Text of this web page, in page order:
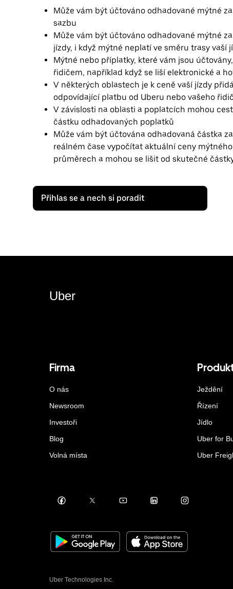
Může vám být účtováno odhadované mýtné
sazbu
Může vám být účtováno odhadované mýtné
jízdy, i když mýtné neplatí ve směru trasy vaší
Mýtné nebo příplatky, které vám jsou
řidičem, například když se liší elektronické a
V některých oblastech je k ceně vaší jízdy
odpovídající platbu od Uberu nebo vašeho
V závislosti na oblasti a poplatcích mohou
částku odhadovaných poplatků
Může vám být účtována odhadovaná částka
reálném čase vypočítat aktuální ceny
průměrech a mohou se lišit od skutečné
Přihlas se a nech si poradit
Uber
Firma
O nás
Newsroom
Investoři
Blog
Volná místa
Ježdění
Řízení
Jídlo
Uber for
Uber
Uber Technologies Inc.